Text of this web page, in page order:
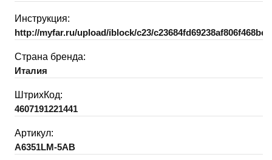
Инструкция:
http://myfar.ru/upload/iblock/c23/
Страна бренда:
Италия
ШтрихКод:
4607191221441
Артикул:
A6351LM-5AB